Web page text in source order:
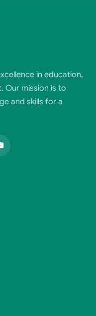
in education,
Our mission is to
and skills for a